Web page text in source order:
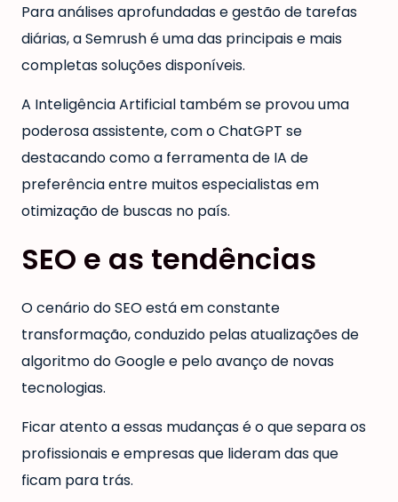
Para análises aprofundadas e gestão de tarefas
diárias, a Semrush é uma das principais e mais
completas soluções disponíveis.
A Inteligência Artificial também se provou uma
poderosa assistente, com o ChatGPT se
destacando como a ferramenta de IA de
preferência entre muitos especialistas em
otimização de buscas no país.
SEO e as tendências
O cenário do SEO está em constante
transformação, conduzido pelas atualizações de
algoritmo do Google e pelo avanço de novas
tecnologias.
Ficar atento a essas mudanças é o que separa os
profissionais e empresas que lideram das que
ficam para trás.